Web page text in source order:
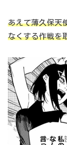
あえて薄久保天
なくする作戦を